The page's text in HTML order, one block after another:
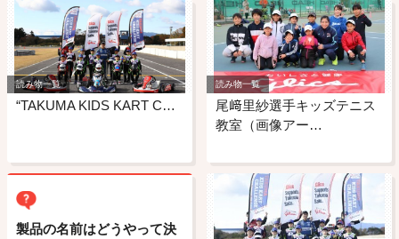
読み物一覧
“TAKUMA KIDS KART C…
読み物一覧
尾﨑里紗選手キッズテニス
教室（画像アー…
製品の名前はどうやって決